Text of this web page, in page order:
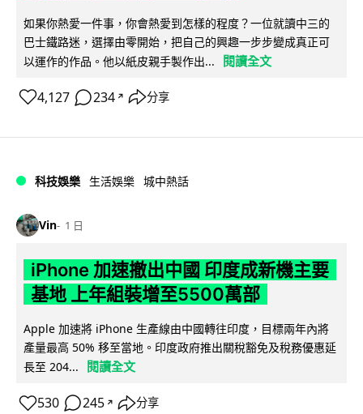
如果你熱愛一件事，你會熱愛到怎樣的程度？一位就讀中三的
巴士鐵路迷，選擇由零開始，把自己的興趣一步步變成真正可
以運作的作品。他以紙皮親手製作出...
閱讀全文
4,127 234 ↗ 分享
科技娛樂 生活娛樂 城中熱話
Vin 1 日
iPhone 加速撤出中國 印度成新機主要
基地 上年組裝增至5500萬部
Apple 加速將 iPhone 生產線由中國轉往印度，目標兩年內將
產量最高 50% 移至當地。印度政府推出關稅豁免及稅務優惠延
長至 204...
閱讀全文
530 245 ↗ 分享